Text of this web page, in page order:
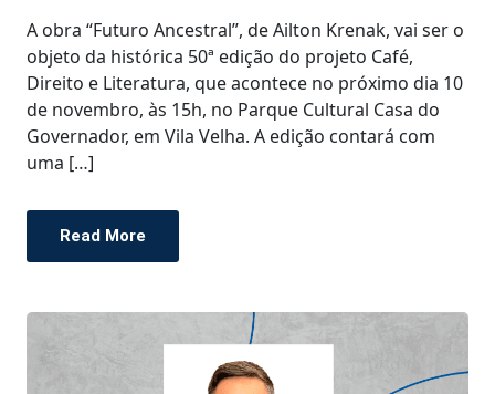
A obra “Futuro Ancestral”, de Ailton Krenak, vai ser o
objeto da histórica 50ª edição do projeto Café,
Direito e Literatura, que acontece no próximo dia 10
de novembro, às 15h, no Parque Cultural Casa do
Governador, em Vila Velha. A edição contará com
uma […]
Read More